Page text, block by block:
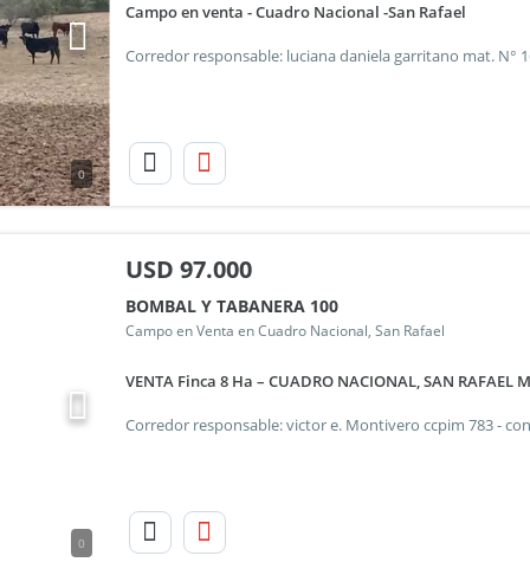
0
Campo en venta - Cuadro Nacional -San Rafael
0
USD 97.000
BOMBAL Y TABANERA 100
Campo en Venta en Cuadro Nacional, San Rafael
VENTA Finca 8 Ha – CUADRO NACIONAL, SAN RAFAEL